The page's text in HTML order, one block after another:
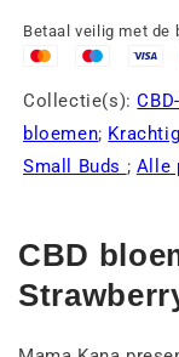
Betaal veilig met de
Collectie(s):
bloemen;
Small Buds ; Alle
CBD